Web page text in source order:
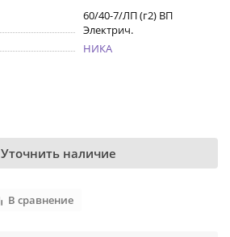
60/40-7/ЛП (г2) ВП
Электрич.
НИКА
Уточнить наличие
В сравнение